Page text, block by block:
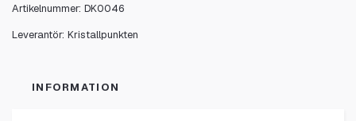
Artikelnummer: DK0046
Leverantör: Kristallpunkten
INFORMATION